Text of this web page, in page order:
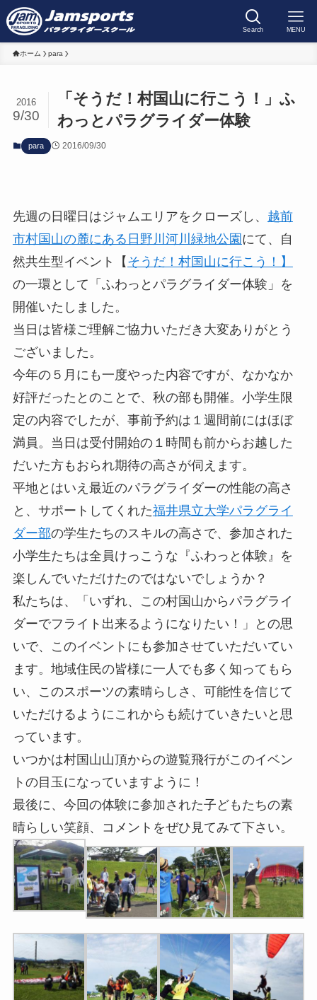
Search MENU
ホーム para
「そうだ！村国山に行こう！」ふ
わっとパラグライダー体験
2016
9/30
para 2016/09/30
先週の日曜日はジャムエリアをクローズし、 越前
市村国山の麓にある日野川河川緑地公園にて、自
然共生型イベント【 そうだ！村国山に行こう！】
の一環として「ふわっとパラグライダー体験」を
開催いたしました。
当日は皆様ご理解ご協力いただき大変ありがとう
ございました。
今年の５月にも一度やった内容ですが、なかなか
好評だったとのことで、秋の部も開催。小学生限
定の内容でしたが、事前予約は１週間前にはほぼ
満員。当日は受付開始の１時間も前からお越した
だいた方もおられ期待の高さが伺えます。
平地とはいえ最近のパラグライダーの性能の高さ
と、サポートしてくれた福井県立大学パラグライ
ダー部の学生たちのスキルの高さで、参加された
小学生たちは全員けっこうな『ふわっと体験』を
楽しんでいただけたのではないでしょうか？
私たちは、「いずれ、この村国山からパラグライ
ダーでフライト出来るようになりたい！」との思
いで、このイベントにも参加させていただいてい
ます。地域住民の皆様に一人でも多く知ってもら
い、このスポーツの素晴らしさ、可能性を信じて
いただけるようにこれからも続けていきたいと思
っています。
いつかは村国山山頂からの遊覧飛行がこのイベン
トの目玉になっていますように！
最後に、今回の体験に参加された子どもたちの素
晴らしい笑顔、コメントをぜひ見てみて下さい。